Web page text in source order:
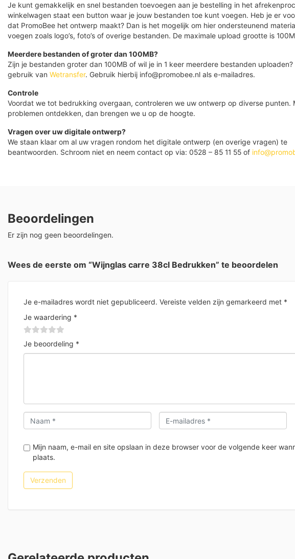
Je kunt gemakkelijk en snel bestanden toevoegen aan je bestelling in het
winkelwagen staat een button waar je jouw bestanden toe kunt voegen. Heb je er
dat PromoBee het ontwerp maakt? Dan is het mogelijk om hier ondersteunend
voegen zoals logo’s, foto’s of overige bestanden. De maximale upload grootte is
Meerdere bestanden of groter dan 100MB?
Zijn je bestanden groter dan 100MB of wil je in 1 keer meerdere bestanden uploaden?
gebruik van Wetransfer. Gebruik hierbij info@promobee.nl als e-mailadres.
Controle
Voordat we tot bedrukking overgaan, controleren we uw ontwerp op diverse punten.
problemen ontdekken, dan brengen we u op de hoogte.
Vragen over uw digitale ontwerp?
We staan klaar om al uw vragen rondom het digitale ontwerp (en overige vragen) te
beantwoorden. Schroom niet en neem contact op via: 0528 – 85 11 55 of
Beoordelingen
Er zijn nog geen beoordelingen.
Wees de eerste om “Wijnglas carre 38cl Bedrukken” te beoordelen
Je e-mailadres wordt niet gepubliceerd. Vereiste velden zijn gemarkeerd met *
Je waardering *
Je beoordeling *
Mijn naam, e-mail en site opslaan in deze browser voor de volgende keer
plaats.